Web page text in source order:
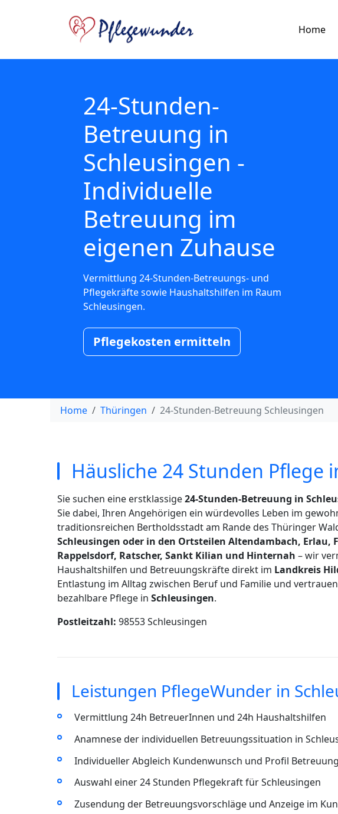
Home
24-Stunden-
Betreuung in
Schleusingen -
Individuelle
Betreuung im
eigenen Zuhause
Vermittlung 24-Stunden-Betreuungs- und
Pflegekräfte sowie Haushaltshilfen im Raum
Schleusingen.
Pflegekosten ermitteln
Home Thüringen 24-Stunden-Betreuung Schleusingen
Häusliche 24 Stunden Pflege
Sie suchen eine erstklassige24-Stunden-Betreuung in
Sie dabei, Ihren Angehörigen ein würdevolles Leben im
traditionsreichen Bertholdsstadt am Rande des Thüringer
Schleusingen oder in den Ortsteilen Altendambach, Erlau,
Rappelsdorf, Ratscher, Sankt Kilian und Hinternah – wir
Haushaltshilfen und Betreuungskräfte direkt im Landkreis
Entlastung im Alltag zwischen Beruf und Familie und
bezahlbare Pflege in Schleusingen.
Postleitzahl: 98553 Schleusingen
Leistungen PflegeWunder in
Vermittlung 24h BetreuerInnen und 24h Haushaltshilfen
Anamnese der individuellen Betreuungssituation in
Individueller Abgleich Kundenwunsch und Profil
Auswahl einer 24 Stunden Pflegekraft für Schleusingen
Zusendung der Betreuungsvorschläge und Anzeige im